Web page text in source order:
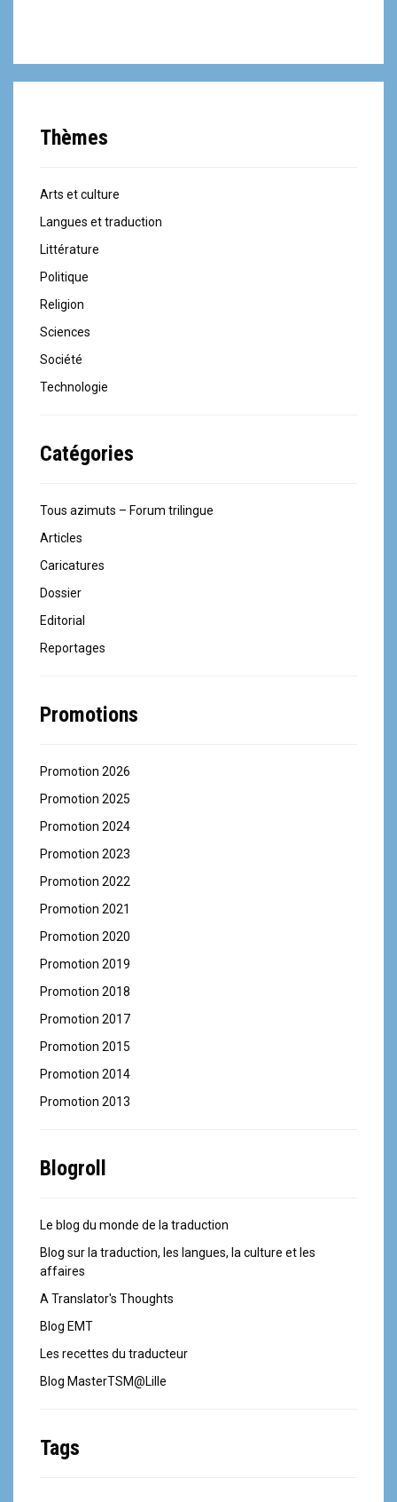
g
o
n
a
u
s
e
n
d
e
s
a
r
e
s
Thèmes
Arts et culture
Langues et traduction
Littérature
Politique
Religion
Sciences
Société
Technologie
Catégories
Tous azimuts – Forum trilingue
Articles
Caricatures
Dossier
Editorial
Reportages
Promotions
Promotion 2026
Promotion 2025
Promotion 2024
Promotion 2023
Promotion 2022
Promotion 2021
Promotion 2020
Promotion 2019
Promotion 2018
Promotion 2017
Promotion 2015
Promotion 2014
Promotion 2013
Blogroll
Le blog du monde de la traduction
Blog sur la traduction, les langues, la culture et les
affaires
A Translator's Thoughts
Blog EMT
Les recettes du traducteur
Blog MasterTSM@Lille
Tags